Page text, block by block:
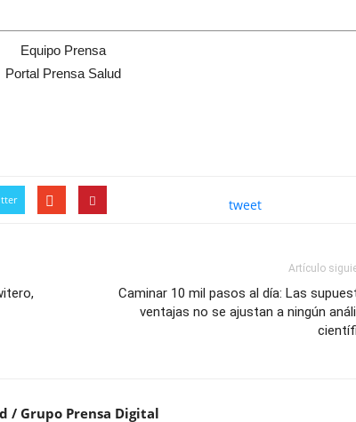
Equipo Prensa
Portal Prensa Salud
tweet
Artículo
Caminar 10 mil pasos al día: Las
ventajas no se ajustan a ningún
/ Grupo Prensa Digital